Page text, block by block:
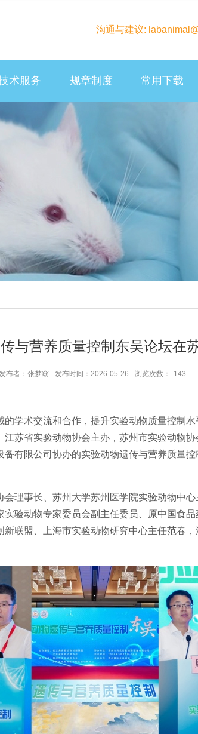
沟通与建议:
术服务 规章制度 常用下载
与营养质量控制东吴论坛在
布者：张梦窈 发布时间：2026-05-26 浏览次数： 143
的学术交流和合作，提升实验动物质量控制
苏省实验动物协会主办，苏州市实验动物
有限公司协办的实验动物遗传与营养质量
理事长、苏州大学苏州医学院实验动物中
验动物专家委员会副主任委员、原中国食
联盟、上海市实验动物研究中心主任范春，